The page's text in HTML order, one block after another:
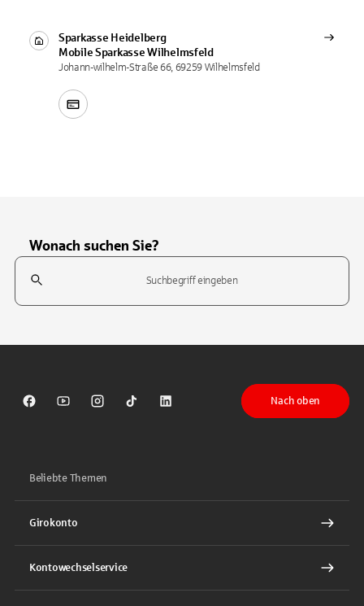
Sparkasse Heidelberg
Mobile Sparkasse Wilhelmsfeld
Johann-wilhelm-Straße 66, 69259 Wilhelmsfeld
Wonach suchen Sie?
Suchfeld
Sparkasse auf Facebook
Sparkasse auf Youtube
Sparkasse auf Instagram
Sparkasse auf TikTok
Sparkasse auf LinkedIn
Nach oben
Beliebte Themen
Girokonto
Kontowechselservice